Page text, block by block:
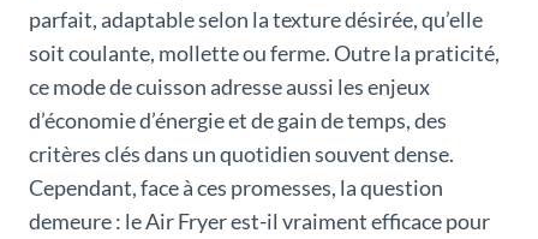
parfait, adaptable selon la texture désirée, qu’elle
soit coulante, mollette ou ferme. Outre la praticité,
ce mode de cuisson adresse aussi les enjeux
d’économie d’énergie et de gain de temps, des
critères clés dans un quotidien souvent dense.
Cependant, face à ces promesses, la question
demeure : le Air Fryer est-il vraiment efficace pour